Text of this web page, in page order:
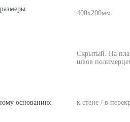
400х200мм
Скрытый. На
швов
основанию: к стене / в